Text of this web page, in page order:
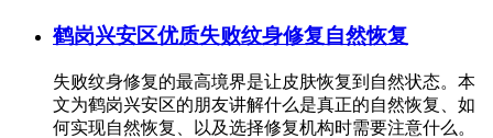
鹤岗兴安区优质失败纹身修复自然恢复
失败纹身修复的最高境界是让皮肤恢复到自然状态。本
文为鹤岗兴安区的朋友讲解什么是真正的自然恢复、如
何实现自然恢复、以及选择修复机构时需要注意什么。